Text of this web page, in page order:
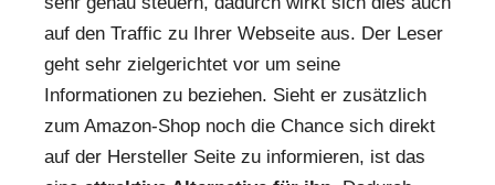
auf den Traffic zu Ihrer Webseite aus. Der Leser
geht sehr zielgerichtet vor um seine
Informationen zu beziehen. Sieht er zusätzlich
zum Amazon-Shop noch die Chance sich direkt
auf der Hersteller Seite zu informieren, ist das